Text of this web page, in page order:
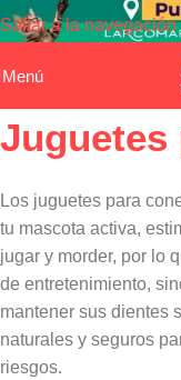
Saltar a la navegación
Saltar al contenido
Menú
Juguetes
Los juguetes para
tu mascota activa,
jugar y morder, por lo
de entretenimiento,
mantener sus dientes
naturales y seguros
riesgos.